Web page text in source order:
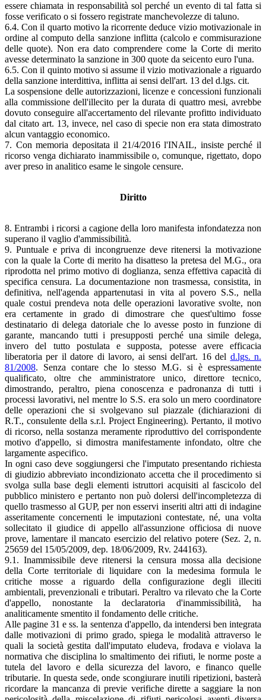
essere chiamata in responsabilità sol perché un evento di tal fatta si
fosse verificato o si fossero registrate manchevolezze di taluno.
6.4. Con il quarto motivo la ricorrente deduce vizio motivazionale in
ordine al computo della sanzione inflitta (calcolo e commisurazione
delle quote). Non era dato comprendere come la Corte di merito
avesse determinato la sanzione in 300 quote da seicento euro l'una.
6.5. Con il quinto motivo si assume il vizio motivazionale a riguardo
della sanzione interdittiva, inflitta ai sensi dell'art. 13 del d.lgs. cit.
La sospensione delle autorizzazioni, licenze e concessioni funzionali
alla commissione dell'illecito per la durata di quattro mesi, avrebbe
dovuto conseguire all'accertamento del rilevante profitto individuato
dal citato art. 13, invece, nel caso di specie non era stata dimostrato
alcun vantaggio economico.
7. Con memoria depositata il 21/4/2016 l'INAIL, insiste perché il
ricorso venga dichiarato inammissibile o, comunque, rigettato, dopo
aver preso in analitico esame le singole censure.
Diritto
8. Entrambi i ricorsi a cagione della loro manifesta infondatezza non
superano il vaglio d'ammissibilità.
9. Puntuale e priva di incongruenze deve ritenersi la motivazione
con la quale la Corte di merito ha disatteso la pretesa del M.G., ora
riprodotta nel primo motivo di doglianza, senza effettiva capacità di
specifica censura. La documentazione non trasmessa, consistita, in
definitiva, nell'agenda appartenutasi in vita al povero S.S., nella
quale costui prendeva nota delle operazioni lavorative svolte, non
era certamente in grado di dimostrare che quest'ultimo fosse
destinatario di delega datoriale che lo avesse posto in funzione di
garante, mancando tutti i presupposti perché una simile delega,
invero del tutto postulata e supposta, potesse avere efficacia
liberatoria per il datore di lavoro, ai sensi dell'art. 16 del d.lgs. n.
81/2008. Senza contare che lo stesso M.G. si è espressamente
qualificato, oltre che amministratore unico, direttore tecnico,
dimostrando, peraltro, piena conoscenza e padronanza di tutti i
processi lavorativi, nel mentre lo S.S. era solo un mero coordinatore
delle operazioni che si svolgevano sul piazzale (dichiarazioni di
R.T., consulente della s.r.l. Project Engineering). Pertanto, il motivo
di ricorso, nella sostanza meramente riproduttivo del corrispondente
motivo d'appello, si dimostra manifestamente infondato, oltre che
largamente aspecifico.
In ogni caso deve soggiungersi che l'imputato presentando richiesta
di giudizio abbreviato incondizionato accetta che il procedimento si
svolga sulla base degli elementi istruttori acquisiti al fascicolo del
pubblico ministero e pertanto non può dolersi dell'incompletezza di
quello trasmesso al GUP, per non esservi inseriti altri atti di indagine
asseritamente concernenti le imputazioni contestate, né, una volta
sollecitato il giudice di appello all'assunzione officiosa di nuove
prove, lamentare il mancato esercizio del relativo potere (Sez. 2, n.
25659 del 15/05/2009, dep. 18/06/2009, Rv. 244163).
9.1. Inammissibile deve ritenersi la censura mossa alla decisione
della Corte territoriale di liquidare con la medesima formula le
critiche mosse a riguardo della configurazione degli illeciti
ambientali, prevenzionali e tributari. Peraltro va rilevato che la Corte
d'appello, nonostante la declaratoria d'inammissibilità, ha
analiticamente smentito il fondamento delle critiche.
Alle pagine 31 e ss. la sentenza d'appello, da intendersi ben integrata
dalle motivazioni di primo grado, spiega le modalità attraverso le
quali la società gestita dall'imputato eludeva, frodava e violava la
normativa che disciplina lo smaltimento dei rifiuti, le norme poste a
tutela del lavoro e della sicurezza del lavoro, e financo quelle
tributarie. In questa sede, onde scongiurare inutili ripetizioni, basterà
ricordare la mancanza di previe verifiche dirette a saggiare la non